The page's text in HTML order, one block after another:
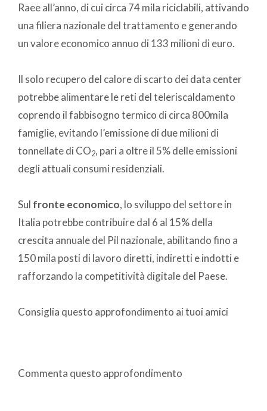
Raee all’anno, di cui circa 74 mila riciclabili, attivando
una filiera nazionale del trattamento e generando
un valore economico annuo di 133 milioni di euro.
Il solo recupero del calore di scarto dei data center
potrebbe alimentare le reti del teleriscaldamento
coprendo il fabbisogno termico di circa 800mila
famiglie, evitando l’emissione di due milioni di
tonnellate di CO2, pari a oltre il 5% delle emissioni
degli attuali consumi residenziali.
Sul fronte economico, lo sviluppo del settore in
Italia potrebbe contribuire dal 6 al 15% della
crescita annuale del Pil nazionale, abilitando fino a
150 mila posti di lavoro diretti, indiretti e indotti e
rafforzando la competitività digitale del Paese.
Consiglia questo approfondimento ai tuoi amici
Commenta questo approfondimento